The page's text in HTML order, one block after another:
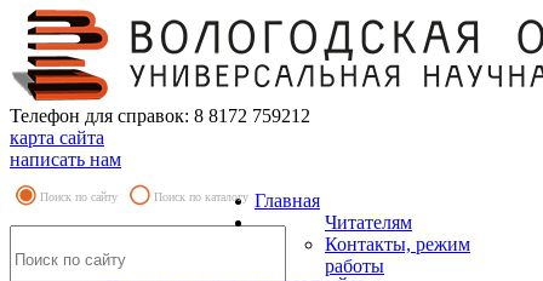
Телефон для справок: 8 8172 759212
карта сайта
написать нам
Поиск по сайту Поиск по каталогу Главная
Читателям
Контакты, режим
работы